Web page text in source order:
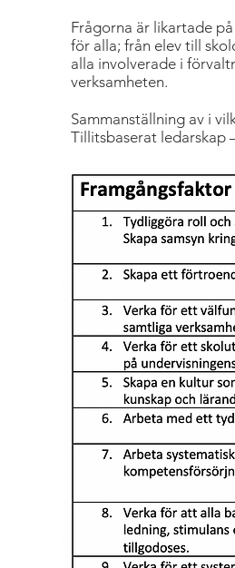
Frågorna är likartade
för alla; från elev till
alla involverade i
verksamheten.
Sammanställning av i
Tillitsbaserat ledarskap